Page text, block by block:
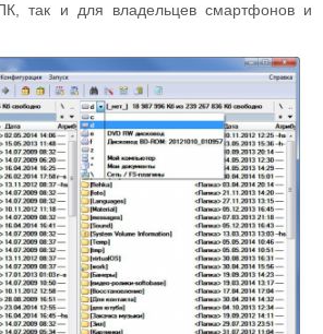
так и для владельцев смартфонов и